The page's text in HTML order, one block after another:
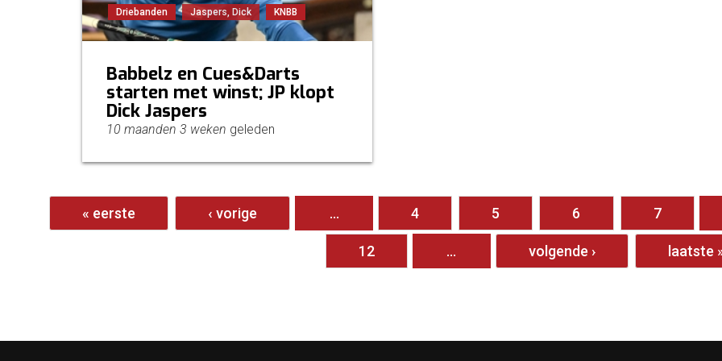
Driebanden Jaspers, Dick KNBB
Babbelz en Cues&Darts
starten met winst; JP klopt
Dick Jaspers
10 maanden 3 weken geleden
Pagina's
« eerste
‹ vorige … 4 5 6 7
12 … volgende › laatste